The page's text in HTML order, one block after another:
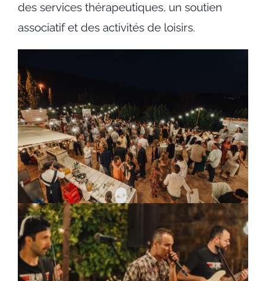
des services thérapeutiques, un soutien
associatif et des activités de loisirs.